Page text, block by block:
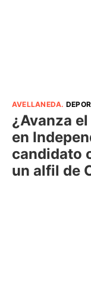
AVELLANEDA.
¿Avanza
en
candidato
un alfil de